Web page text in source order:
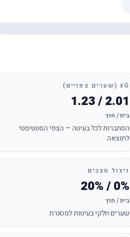
xG (שערים צפויים)
2.01 / 1.23
בית / חוץ
הסתברות לכל בעיטה — הצפי הסטטיסטי
לתוצאה
ניצול מצבים
0% / 20%
בית / חוץ
שערים חלקי בעיטות למסגרת